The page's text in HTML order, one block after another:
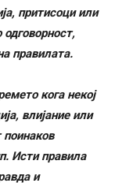
притисоци или
правилата.
кога некој
влијание или
Исти правила
и